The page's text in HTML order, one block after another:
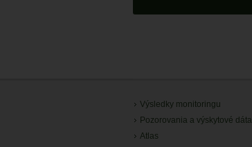
Výsledky monitoringu
Pozorovania a výskytové dáta
Atlas